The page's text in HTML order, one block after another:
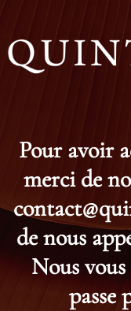
Pour avoir
merci de
de nous
Nous
passe